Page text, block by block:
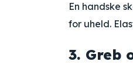
En handske
for uheld.
3. Greb